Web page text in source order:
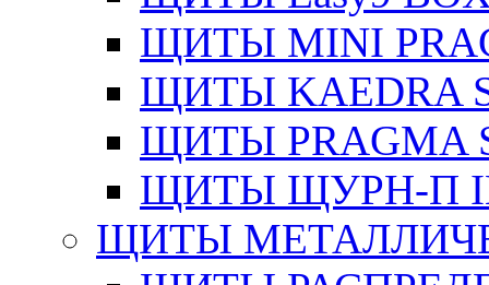
ЩИТЫ MINI
ЩИТЫ KAEDRA
ЩИТЫ PRAGMA
ЩИТЫ ЩУРН-П
ЩИТЫ